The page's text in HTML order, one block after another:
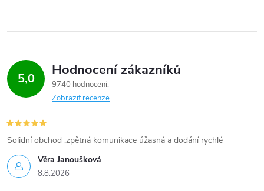
5,0 Hodnocení zákazníků
9740 hodnocení
Zobrazit recenze
Věra Janoušková
8.8.2026
Solidní obchod ,zpětná komunikace úžasná a dodání rychlé